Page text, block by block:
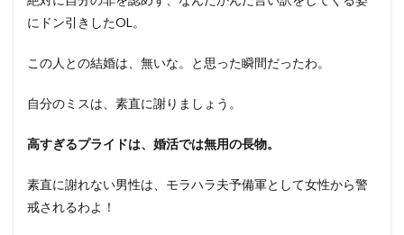
にドン引きしたOL。
この人との結婚は、無いな。と思った瞬間だったわ。
自分のミスは、素直に謝りましょう。
高すぎるプライドは、婚活では無用の長物。
素直に謝れない男性は、モラハラ夫予備軍として女性から警
戒されるわよ！